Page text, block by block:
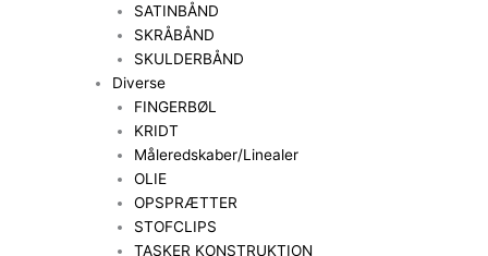
SATINBÅND
SKRÅBÅND
SKULDERBÅND
Diverse
FINGERBØL
KRIDT
Måleredskaber/Linealer
OLIE
OPSPRÆTTER
STOFCLIPS
TASKER KONSTRUKTION